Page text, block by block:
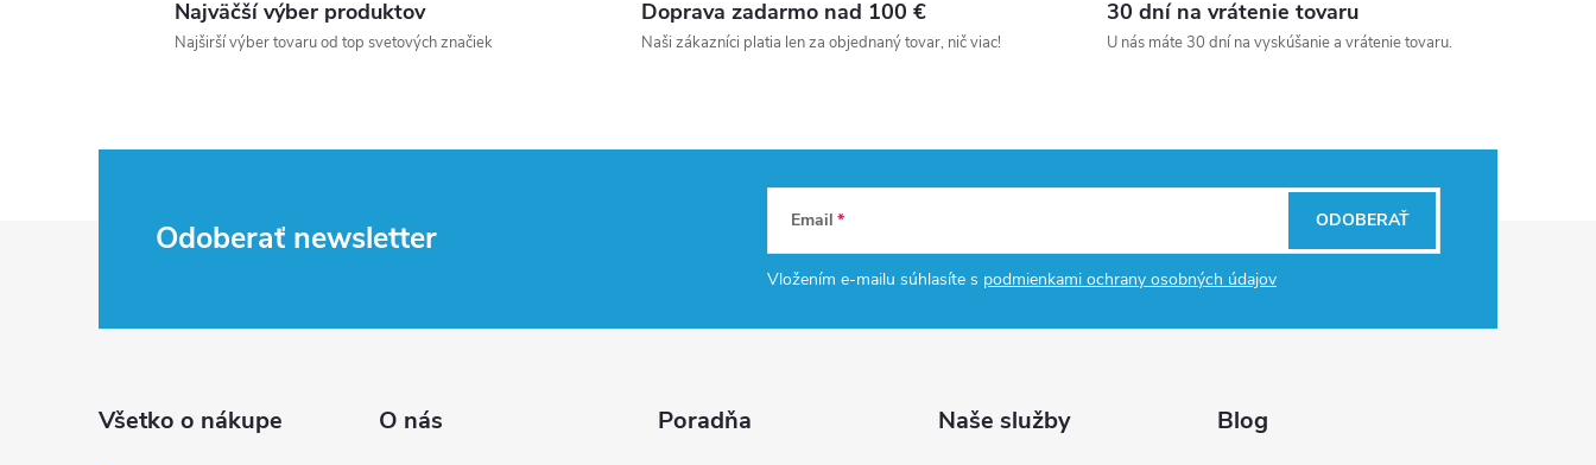
Najväčší výber produktov
Najširší výber tovaru od top svetových značiek
Doprava zadarmo nad 100 €
Naši zákazníci platia len za objednaný tovar, nič viac!
30 dní na vrátenie tovaru
U nás máte 30 dní na vyskúšanie a vrátenie tovaru.
Odoberať newsletter Email
Vložením e-mailu súhlasíte s podmienkami ochrany osobných údajov
ODOBERAŤ
Všetko o nákupe O nás Poradňa Naše služby Blog